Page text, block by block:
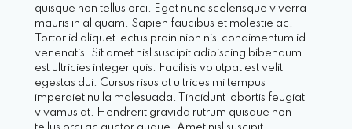
quisque non tellus orci. Eget nunc scelerisque viverra
mauris in aliquam. Sapien faucibus et molestie ac.
Tortor id aliquet lectus proin nibh nisl condimentum id
venenatis. Sit amet nisl suscipit adipiscing bibendum
est ultricies integer quis. Facilisis volutpat est velit
egestas dui. Cursus risus at ultrices mi tempus
imperdiet nulla malesuada. Tincidunt lobortis feugiat
vivamus at. Hendrerit gravida rutrum quisque non